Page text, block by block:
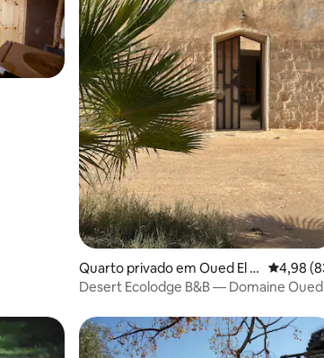
Quarto privado em Oued El K
hil
4,98
Desert Ecolodge B&B — Domaine Oued